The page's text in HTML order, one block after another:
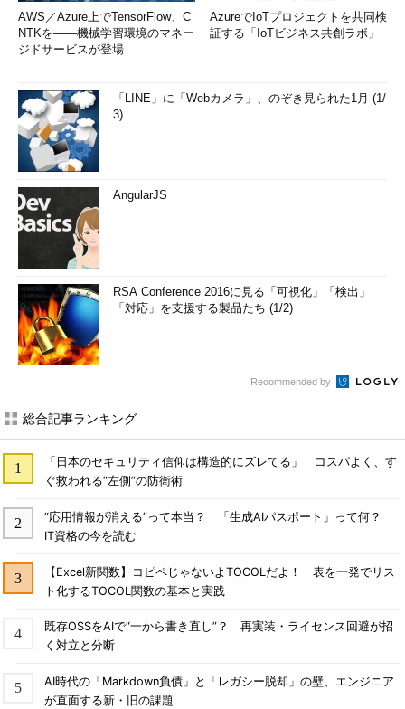
AWS／Azure上でTensorFlow、C
NTKを――機械学習環境のマネー
ジドサービスが登場
AzureでIoTプロジェクトを共同検
証する「IoTビジネス共創ラボ」
「LINE」に「Webカメラ」、のぞき見られた1月 (1/
3)
AngularJS
RSA Conference 2016に見る「可視化」「検出」
「対応」を支援する製品たち (1/2)
Recommended by
総合記事ランキング
「日本のセキュリティ信仰は構造的にズレてる」 コスパよく、す
ぐ救われる“左側”の防衛術
“応用情報が消える”って本当？ 「生成AIパスポート」って何？
IT資格の今を読む
【Excel新関数】コピペじゃないよTOCOLだよ！ 表を一発でリス
ト化するTOCOL関数の基本と実践
既存OSSをAIで“一から書き直し”？ 再実装・ライセンス回避が招
く対立と分断
AI時代の「Markdown負債」と「レガシー脱却」の壁、エンジニア
が直面する新・旧の課題